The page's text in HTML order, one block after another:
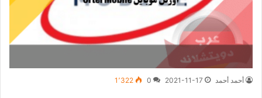
أحمد أحمد 2021-11-17
0 1٬322